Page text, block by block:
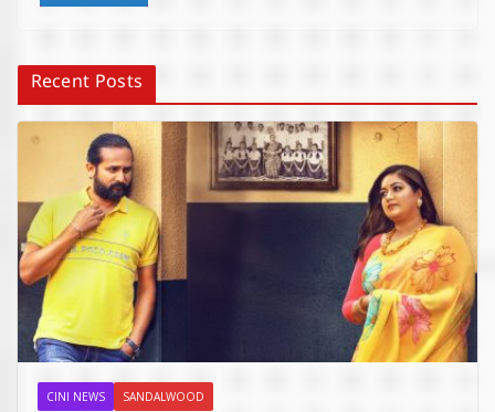
Recent Posts
CINI NEWS SANDALWOOD